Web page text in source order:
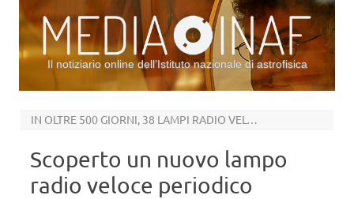
Il notiziario online dell’Istituto nazionale di astrofisica
IN OLTRE 500 GIORNI, 38 LAMPI RADIO VELOCI DA FRB 180916.J0158 + 65
Scoperto un nuovo lampo
radio veloce periodico